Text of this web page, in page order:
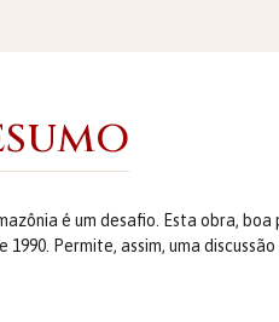
é um desafio. Esta obra,
Permite, assim, uma